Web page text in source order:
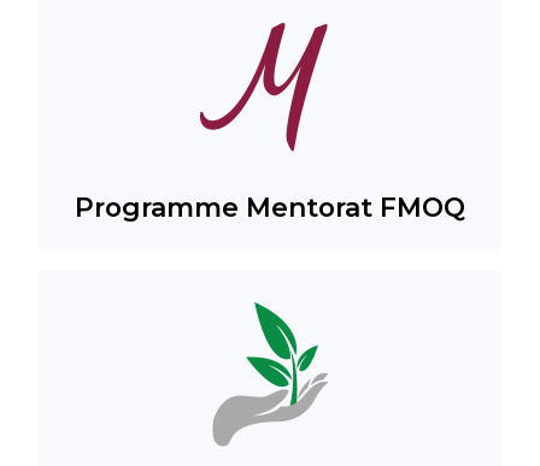
Programme Mentorat FMOQ